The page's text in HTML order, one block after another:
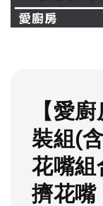
【愛
裝組(
花嘴組
擠花嘴